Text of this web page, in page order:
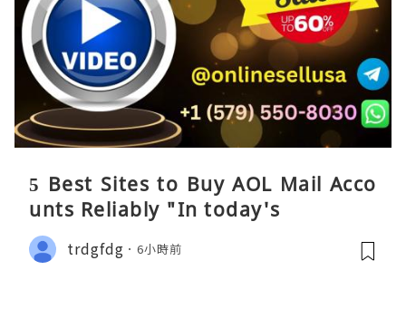
5 Best Sites to Buy AOL Mail Acco
unts Reliably "In today's
trdgfdg 6小時前